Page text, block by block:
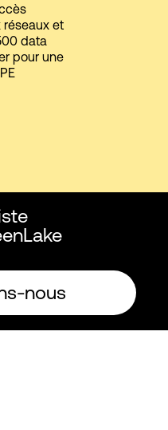
réseaux et
data
pour une
nous